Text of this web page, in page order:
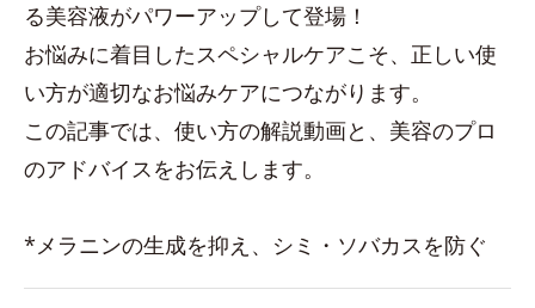
る美容液がパワーアップして登場！
お悩みに着目したスペシャルケアこそ、正しい使
い方が適切なお悩みケアにつながります。
この記事では、使い方の解説動画と、美容のプロ
のアドバイスをお伝えします。
*メラニンの生成を抑え、シミ・ソバカスを防ぐ